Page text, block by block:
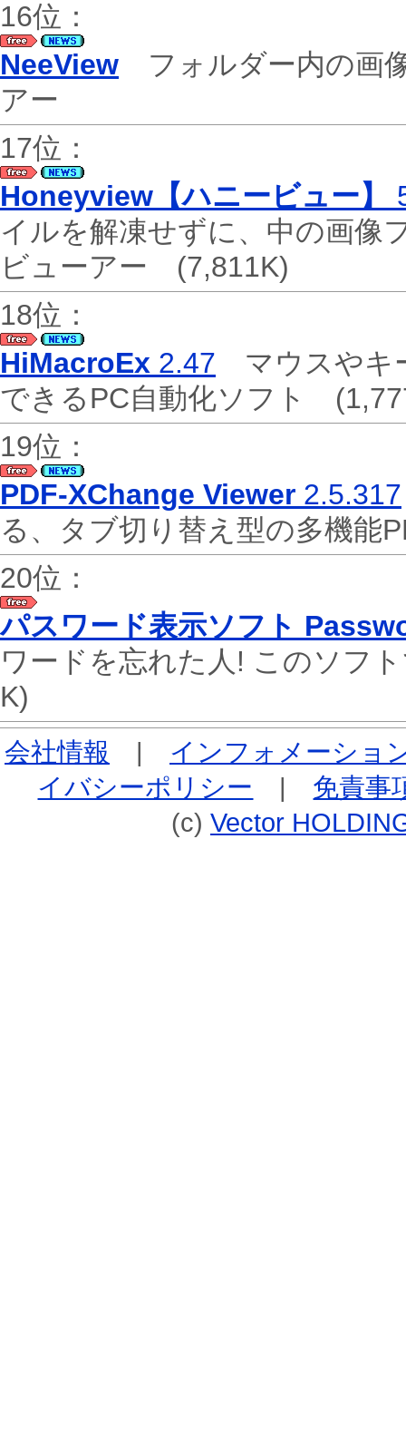
16位：
NeeView フォルダー内の画
アー
17位：
Honeyview【ハニービュー】
イルを解凍せずに、中の画像
ビューアー (7,811K)
18位：
HiMacroEx 2.47 マウスやキ
できるPC自動化ソフト
19位：
PDF-XChange Viewer 2.5.317
る、タブ切り替え型の多機
20位：
パスワード表示ソフト
ワードを忘れた人! このソフ
K)
会社情報 | インフォメーショ
イバシーポリシー | 免責事
(c) Vector